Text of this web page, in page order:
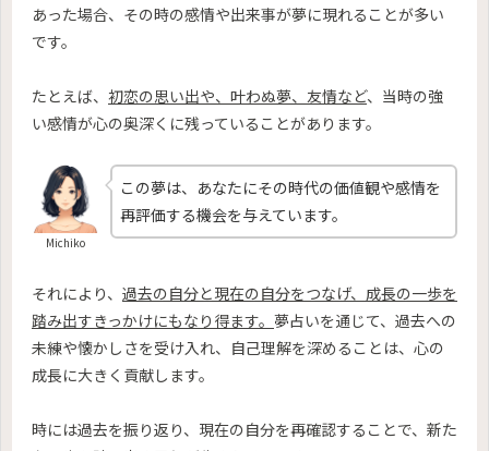
あった場合、その時の感情や出来事が夢に現れることが多い
です。
たとえば、 初恋の思い出や、叶わぬ夢、友情など、当時の強
い感情が心の奥深くに残っていることがあります。
Michiko
この夢は、あなたにその時代の価値観や感情を
再評価する機会を与えています。
それにより、 過去の自分と現在の自分をつなげ、成長の一歩を
踏み出すきっかけにもなり得ます。 夢占いを通じて、過去への
未練や懐かしさを受け入れ、自己理解を深めることは、心の
成長に大きく貢献します。
時には過去を振り返り、現在の自分を再確認することで、新た